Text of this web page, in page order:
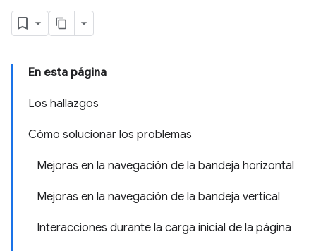
En esta página
Los hallazgos
Cómo solucionar los problemas
Mejoras en la navegación de la bandeja horizontal
Mejoras en la navegación de la bandeja vertical
Interacciones durante la carga inicial de la página